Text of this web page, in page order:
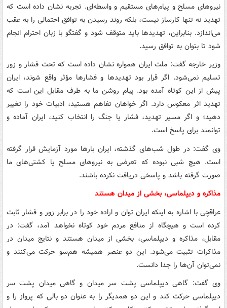
نیروهای مسلح و پیام‌های مستقیم و واسطه‌ای. تجربه نشان داده است که
تهدید نه تنها کارساز نیست، بلکه روند رسیدن به توافق احتمالی را به عقب
می‌اندازد. بنابراین، تهدیدها باید متوقف شود و گفتگو با زبان احترام انجام
شود تا بتوان به توافق رسید.
وزیر خارجه گفت: ملت ایران همواره نشان داده است که تحت فشار و زور
تسلیم نمی‌شود. اگر قرار بود تهدیدها و فشارها مؤثر واقع شوند، ایران
پیش از این کوتاه آمده بود. پیام روشن ما به طرف مقابل این است که
تهدید اثر معکوس دارد. اگر خواهان تفاهم هستید، ادبیات خود را تغییر
دهید؛ و اگر مسیر تهدید، فشار یا جنگ را انتخاب کنید، ایران آماده و
توانمند برای پاسخ است.
وی گفت: در طول شب‌های گذشته، ایران بارها مورد آزمایش قرار گرفته
است. هیچ شبی نبوده که تعرضی به نیروهای مسلح یا کشتی‌های ما
صورت گرفته باشد و پاسخی دریافت نکرده باشند.
مذاکره و دیپلماسی، بخشی از میدان هستند
عراقچی با اشاره به اینکه ایران توان و اراده خود را در برابر زور و فشار ثابت
کرده است و هیچگاه از منافع مردم خود کوتاه نخواهد آمد، گفت: در
مقابل، مذاکره و دیپلماسی، بخشی از میدان هستند و نتایج میدان در
مذاکرات تثبیت می‌شود. این دو عنصر همیشه هم‌سو حرکت می‌کنند و
نمی‌توان آن‌ها را جدا دانست.
وی گفت: گاهی دیپلماسی پشت سر میدان و گاهی میدان پشت سر
دیپلماسی حرکت کند و این دو همدیگر را به عنوان دو بالی که پرواز را و